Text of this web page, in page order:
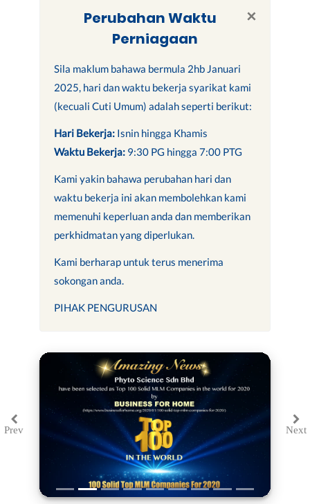
×
Perubahan Waktu
Perniagaan
Sila maklum bahawa bermula 2hb Januari
2025, hari dan waktu bekerja syarikat kami
(kecuali Cuti Umum) adalah seperti berikut:
Hari Bekerja:Isnin hingga Khamis
Waktu Bekerja: 9:30 PG hingga 7:00 PTG
Kami yakin bahawa perubahan hari dan
waktu bekerja ini akan membolehkan kami
memenuhi keperluan anda dan memberikan
perkhidmatan yang diperlukan.
Kami berharap untuk terus menerima
sokongan anda.
PIHAK PENGURUSAN
PrevPrevious Next